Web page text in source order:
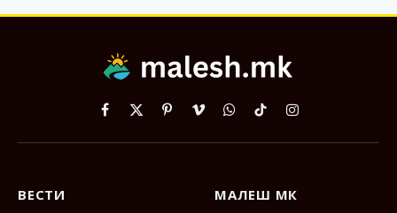
Facebook
X
PinterestVimeoWhatsApp
TikTokInstagram
ВЕСТИ МАЛЕШ МК